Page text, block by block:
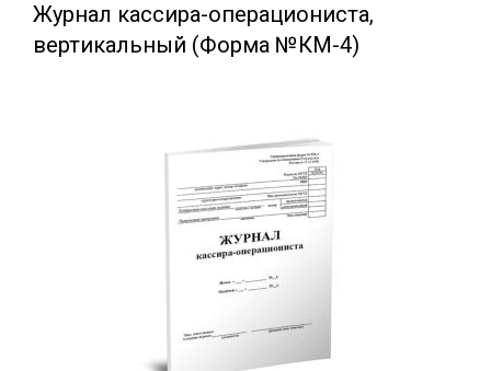
Акции и скидки
Журнал кассира-операциониста,
вертикальный (Форма №КМ-4)